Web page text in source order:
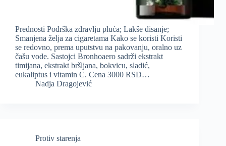
Prednosti Podrška zdravlju pluća; Lakše disanje;
Smanjena želja za cigaretama Kako se koristi Koristi
se redovno, prema uputstvu na pakovanju, oralno uz
čašu vode. Sastojci Bronhoaero sadrži ekstrakt
timijana, ekstrakt bršljana, bokvicu, sladić,
eukaliptus i vitamin C. Cena 3000 RSD…
Nadja Dragojević
Protiv starenja